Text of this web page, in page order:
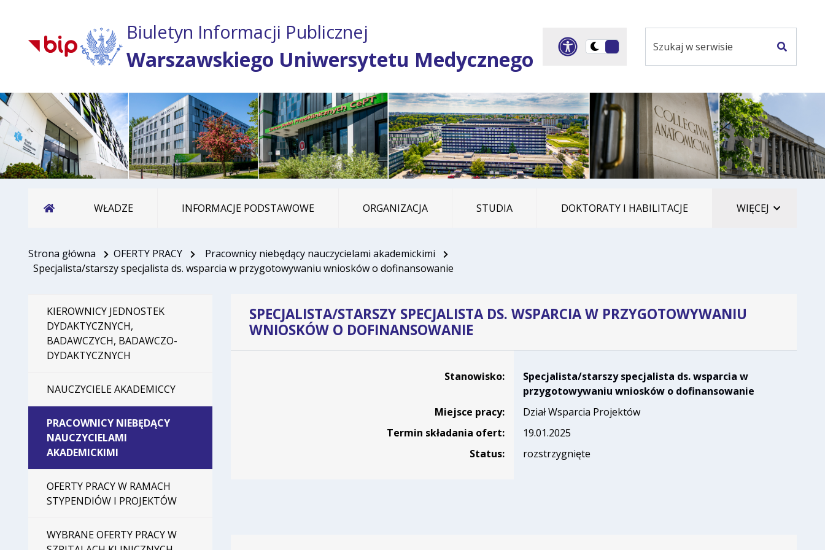
głównego menu
Biuletyn Informacji Publicznej
Warszawskiego Uniwersytetu Medycznego
Panel dostosowania
Przełącz
ciemną
serwisie
Strona główna
WŁADZE INFORMACJE PODSTAWOWE ORGANIZACJA STUDIA DOKTORATY I HABILITACJE WIĘCEJ
Strona główna OFERTY PRACY
Pracownicy niebędący nauczycielami akademickimi
Specjalista/starszy specjalista ds. wsparcia w przygotowywaniu wniosków o dofinansowanie
KIEROWNICY JEDNOSTEK
DYDAKTYCZNYCH,
BADAWCZYCH, BADAWCZO-
DYDAKTYCZNYCH
NAUCZYCIELE AKADEMICCY
PRACOWNICY NIEBĘDĄCY
NAUCZYCIELAMI
AKADEMICKIMI
OFERTY PRACY W RAMACH
STYPENDIÓW I PROJEKTÓW
WYBRANE OFERTY PRACY W
SPECJALISTA/STARSZY SPECJALISTA DS. WSPARCIA W PRZYGOTOWYWANIU
WNIOSKÓW O DOFINANSOWANIE
Stanowisko:
Specjalista/starszy specjalista ds. wsparcia w
przygotowywaniu wniosków o dofinansowanie
Miejsce pracy:
Dział Wsparcia Projektów
Termin składania ofert:
19.01.2025
Status:
rozstrzygnięte